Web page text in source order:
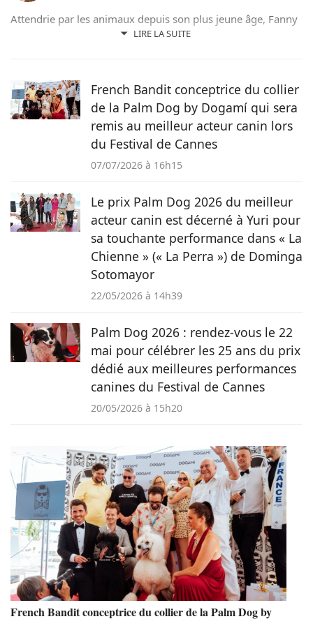
LIRE LA SUITE
Attendrie par les animaux depuis son plus jeune âge, Fanny
n’a jamais vécu sans eux et partage actuellement son
choisi de se former au sein du magazine Pets Dating pour
intégrer une communauté qui partage sa passion.
French Bandit conceptrice du collier
de la Palm Dog by Dogamí qui sera
remis au meilleur acteur canin lors
du Festival de Cannes
07/07/2026 à 16h15
Le prix Palm Dog 2026 du meilleur
acteur canin est décerné à Yuri pour
sa touchante performance dans « La
Chienne » (« La Perra ») de Dominga
Sotomayor
22/05/2026 à 14h39
Palm Dog 2026 : rendez-vous le 22
mai pour célébrer les 25 ans du prix
dédié aux meilleures performances
canines du Festival de Cannes
20/05/2026 à 15h20
French Bandit conceptrice du collier de la Palm Dog by